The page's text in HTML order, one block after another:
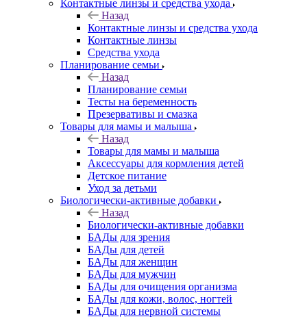
Контактные линзы и средства ухода
Назад
Контактные линзы и средства ухода
Контактные линзы
Средства ухода
Планирование семьи
Назад
Планирование семьи
Тесты на беременность
Презервативы и смазка
Товары для мамы и малыша
Назад
Товары для мамы и малыша
Аксессуары для кормления детей
Детское питание
Уход за детьми
Биологически-активные добавки
Назад
Биологически-активные добавки
БАДы для зрения
БАДы для детей
БАДы для женщин
БАДы для мужчин
БАДы для очищения организма
БАДы для кожи, волос, ногтей
БАДы для нервной системы